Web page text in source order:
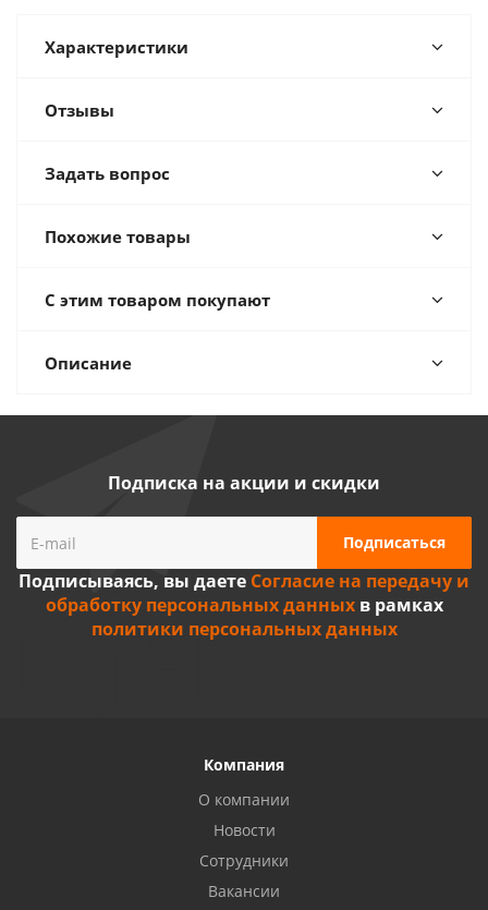
Характеристики
Отзывы
Задать вопрос
Похожие товары
С этим товаром покупают
Описание
Подписка на акции и скидки
Подписываясь, вы даете Согласие на передачу и
обработку персональных данныхв рамках
политики персональных данных
Компания
О компании
Новости
Сотрудники
Вакансии